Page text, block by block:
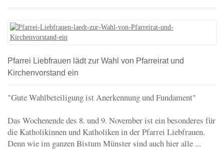
Pfarrei Liebfrauen lädt zur Wahl von Pfarreirat und
Kirchenvorstand ein
"Gute Wahlbeteiligung ist Anerkennung und Fundament"
Das Wochenende des 8. und 9. November ist ein besonderes für
die Katholikinnen und Katholiken in der Pfarrei Liebfrauen.
Denn wie im ganzen Bistum Münster sind auch hier alle ...